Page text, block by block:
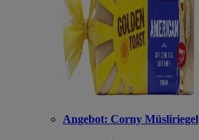
Angebot: Corny Müsliriegel